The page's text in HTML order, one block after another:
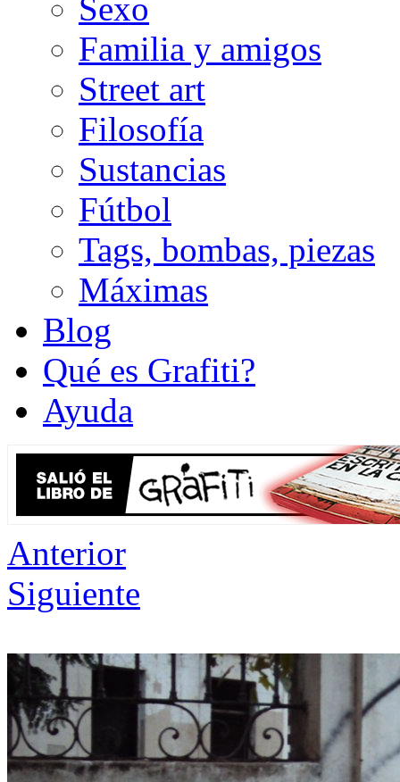
Sexo
Familia y amigos
Street art
Filosofía
Sustancias
Fútbol
Tags, bombas, piezas
Máximas
Blog
Qué es Grafiti?
Ayuda
Anterior
Siguiente